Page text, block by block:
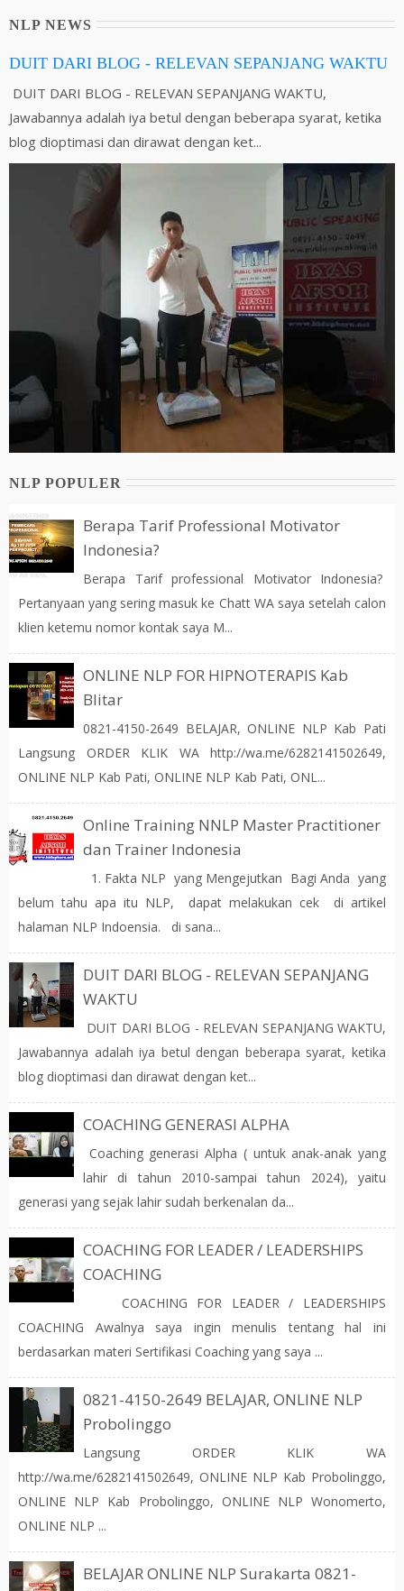
NLP NEWS
DUIT DARI BLOG - RELEVAN SEPANJANG WAKTU
DUIT DARI BLOG - RELEVAN SEPANJANG WAKTU,
Jawabannya adalah iya betul dengan beberapa syarat, ketika
blog dioptimasi dan dirawat dengan ket...
NLP POPULER
Berapa Tarif Professional Motivator
Indonesia?
Berapa Tarif professional Motivator Indonesia?
Pertanyaan yang sering masuk ke Chatt WA saya setelah calon
klien ketemu nomor kontak saya M...
ONLINE NLP FOR HIPNOTERAPIS Kab
Blitar
0821-4150-2649 BELAJAR, ONLINE NLP Kab Pati
Langsung ORDER KLIK WA http://wa.me/6282141502649,
ONLINE NLP Kab Pati, ONLINE NLP Kab Pati, ONL...
Online Training NNLP Master Practitioner
dan Trainer Indonesia
1. Fakta NLP yang Mengejutkan Bagi Anda yang
belum tahu apa itu NLP, dapat melakukan cek di artikel
halaman NLP Indoensia. di sana...
DUIT DARI BLOG - RELEVAN SEPANJANG
WAKTU
DUIT DARI BLOG - RELEVAN SEPANJANG WAKTU,
Jawabannya adalah iya betul dengan beberapa syarat, ketika
blog dioptimasi dan dirawat dengan ket...
COACHING GENERASI ALPHA
Coaching generasi Alpha ( untuk anak-anak yang
lahir di tahun 2010-sampai tahun 2024), yaitu
generasi yang sejak lahir sudah berkenalan da...
COACHING FOR LEADER / LEADERSHIPS
COACHING
COACHING FOR LEADER / LEADERSHIPS
COACHING Awalnya saya ingin menulis tentang hal ini
berdasarkan materi Sertifikasi Coaching yang saya ...
0821-4150-2649 BELAJAR, ONLINE NLP
Probolinggo
Langsung ORDER KLIK WA
http://wa.me/6282141502649, ONLINE NLP Kab Probolinggo,
ONLINE NLP Kab Probolinggo, ONLINE NLP Wonomerto,
ONLINE NLP ...
BELAJAR ONLINE NLP Surakarta 0821-